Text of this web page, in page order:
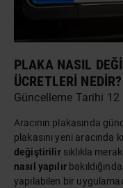
PLAKA NASIL
ÜCRETLERI NEDIR?
Güncelleme Tarihi 12
Aracının plakasında
plakasını yeni
değiştirilirsıklıkla
nasıl yapılır
yapılabilen bir